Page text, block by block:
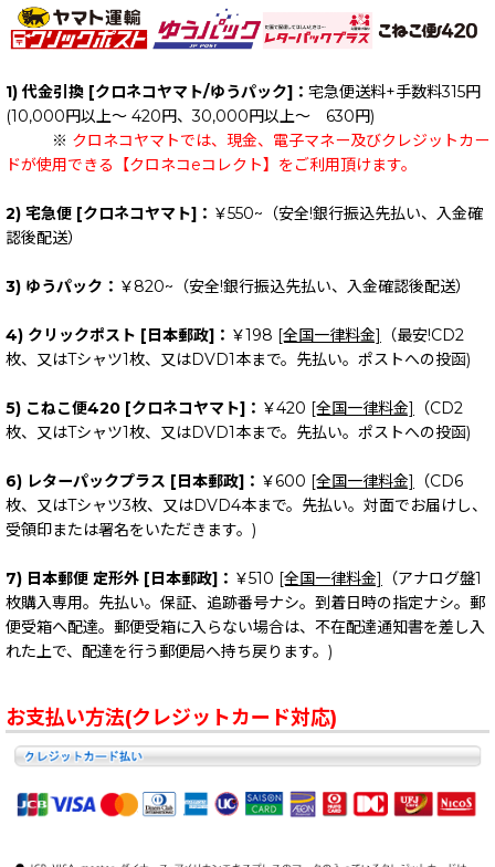
1) 代金引換 [クロネコヤマト/ゆうパック]： 宅急便送料+手数料315円
(10,000円以上～ 420円、30,000円以上～ 630円)
※ クロネコヤマトでは、現金、電子マネー及びクレジットカー
ドが使用できる【クロネコeコレクト】をご利用頂けます。
2) 宅急便 [クロネコヤマト]： ￥550~（安全!銀行振込先払い、入金確
認後配送）
3) ゆうパック： ￥820~（安全!銀行振込先払い、入金確認後配送）
4) クリックポスト [日本郵政]： ￥198 [全国一律料金]
（最安!CD2
枚、又はTシャツ1枚、又はDVD1本まで。先払い。ポストへの投函)
5) こねこ便420 [クロネコヤマト]： ￥420 [全国一律料金]
（CD2
枚、又はTシャツ1枚、又はDVD1本まで。先払い。ポストへの投函)
6) レターパックプラス [日本郵政]： ￥600 [全国一律料金]
（CD6
枚、又はTシャツ3枚、又はDVD4本まで。先払い。対面でお届けし、
受領印または署名をいただきます。)
7) 日本郵便 定形外 [日本郵政]： ￥510 [全国一律料金]
（アナログ盤1
枚購入専用。先払い。保証、追跡番号ナシ。到着日時の指定ナシ。郵
便受箱へ配達。郵便受箱に入らない場合は、不在配達通知書を差し入
れた上で、配達を行う郵便局へ持ち戻ります。)
お支払い方法(クレジットカード対応)